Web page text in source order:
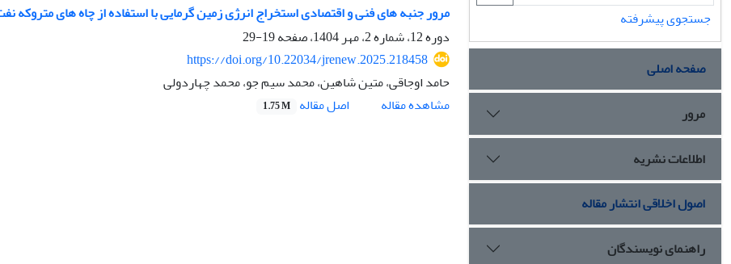
مرور جنبه های فنی و اقتصادی استخراج انرژی زمین گرمایی با استفاده از چاه های متروکه
دوره 12، شماره 2، مهر 1404، صفحه
19-29
https://doi.org/10.22034/jrenew.2025.218458
حامد اوجاقی، متین شاهین، محمد سیم جو، محمد چهاردولی
مشاهده مقاله
اصل مقاله 1.75 M
جستجوی پیشرفته
صفحه اصلی
مرور
اطلاعات نشریه
اصول اخلاقی انتشار مقاله
راهنمای نویسندگان